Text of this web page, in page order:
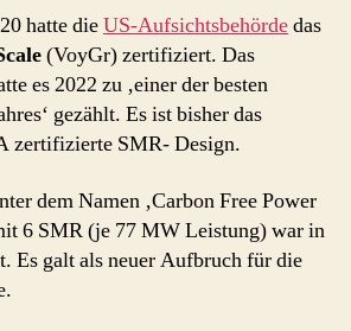
hatte dieUS-Aufsichtsbehördedas
(VoyGr) zertifiziert. Das
es 2022 zu ‚einer der besten
gezählt. Es ist bisher das
zertifizierte SMR- Design.
dem Namen ‚Carbon Free Power
6 SMR (je 77 MW Leistung) war in
Es galt als neuer Aufbruch für die